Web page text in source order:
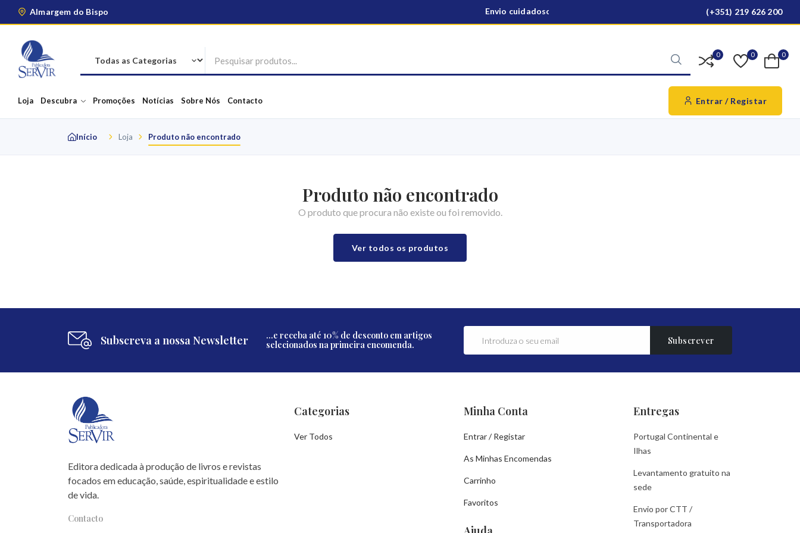
Almargem do Bispo Envio cuidadoso para todo o país (+351) 219 626 200
0 0 0
Loja Descubra Promoções Notícias Sobre Nós Contacto Entrar / Registar
Início Loja Produto não encontrado
Produto não encontrado
O produto que procura não existe ou foi removido.
Ver todos os produtos
Subscreva a nossa Newsletter
...e receba até 10% de desconto em artigos
selecionados na primeira encomenda.
Subscrever
Editora dedicada à produção de livros e revistas
focados em educação, saúde, espiritualidade e estilo
de vida.
Contacto
Categorias
Ver Todos
Minha Conta
Entrar / Registar
As Minhas Encomendas
Carrinho
Favoritos
Entregas
Portugal Continental e
Ilhas
Levantamento gratuito na
sede
Envio por CTT /
Transportadora